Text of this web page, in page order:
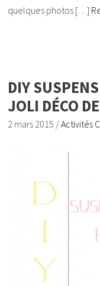
quelques photos […]
DIY
JOLI DÉCO
2 mars 2015 /Activités